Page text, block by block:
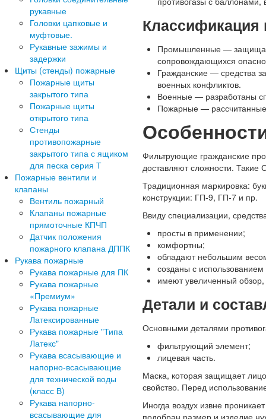
рукавные
Головки цапковые и
муфтовые.
Рукавные зажимы и
задержки
Щиты (стенды) пожарные
Пожарные щиты
закрытого типа
Пожарные щиты
открытого типа
Стенды
противопожарные
закрытого типа с ящиком
для песка серия Т
Пожарные вентили и
клапаны
Вентиль пожарный
Клапаны пожарные
прямоточные КПЧП
Датчик положения
пожарного клапана ДППК
Рукава пожарные
Рукава пожарные для ПК
Рукава пожарные
«Премиум»
Рукава пожарные
Латексированные
Рукава пожарные "Типа
Латекс"
Рукава всасывающие и
напорно-всасывающие
для технической воды
(класс В)
Рукава напорно-
всасывающие для
Классификация
Промышленные —
сопровождающихся
Гражданские — средства
военных конфликтов.
Военные — разработаны
Пожарные —
Фильтрующие гражданские
доставляют сложности. Такие
Традиционная маркировка:
конструкции: ГП-9, ГП-7 и пр.
Ввиду специализации,
просты в применении;
комфортны;
обладают небольшим
созданы с использованием
имеют увеличенный
Детали и
Основными деталями
фильтрующий элемент;
лицевая часть.
Маска, которая защищает
свойство. Перед
Иногда воздух извне
подобран размер и изделие